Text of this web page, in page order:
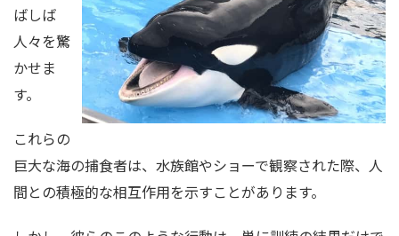
ばしば
人々を驚
かせま
す。
これらの
巨大な海の捕食者は、水族館やショーで観察された際、人
間との積極的な相互作用を示すことがあります。